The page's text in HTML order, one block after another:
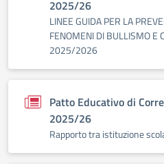
2025/26
LINEE GUIDA PER LA
FENOMENI DI BULLISMO E
2025/2026
Patto Educativo di
2025/26
Rapporto tra istituzione